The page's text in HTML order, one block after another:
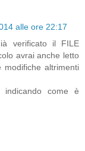
alle ore 22:17
verificato il FILE
avrai anche letto
modifiche altrimenti
come è